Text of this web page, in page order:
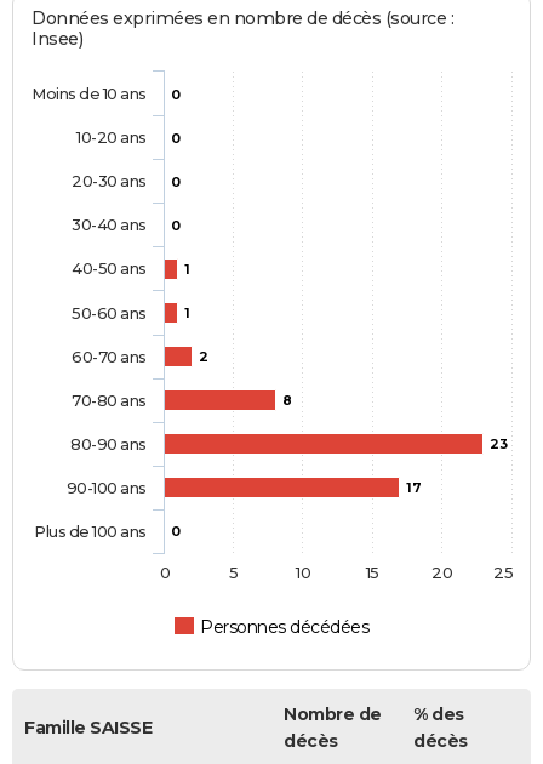
Données exprimées en nombre de décès (source :
Insee)
0
0
0
0
1
1
2
8
23
17
0
Personnes décédées
Moins de 10 ans
10-20 ans
20-30 ans
30-40 ans
40-50 ans
50-60 ans
60-70 ans
70-80 ans
80-90 ans
90-100 ans
Plus de 100 ans
0 5 10 15 20 25
Famille SAISSE
Nombre de
décès
% des
décès